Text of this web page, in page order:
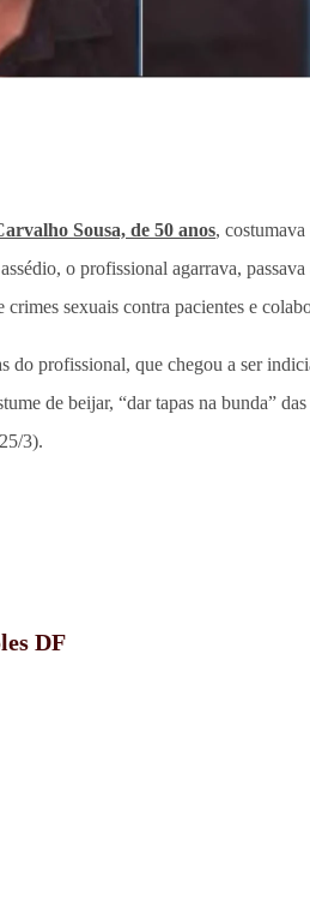
Sousa, de 50 anos,
o profissional agarrava,
sexuais contra pacientes e
profissional, que chegou a ser
de beijar, “dar tapas na bunda”
3).
DF